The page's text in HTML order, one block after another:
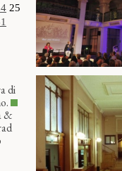
25
di
&